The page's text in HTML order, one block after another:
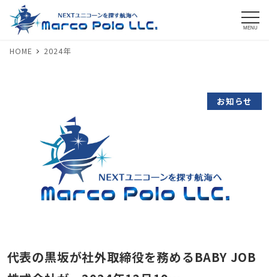
MENU
HOME 2024年
お知らせ
代表の黒坂が社外取締役を務めるBABY JOB